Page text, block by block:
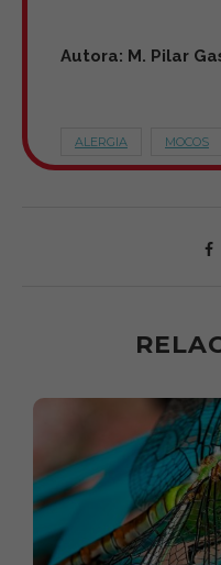
Autora: M. Pilar
ALERGIA MOCOS